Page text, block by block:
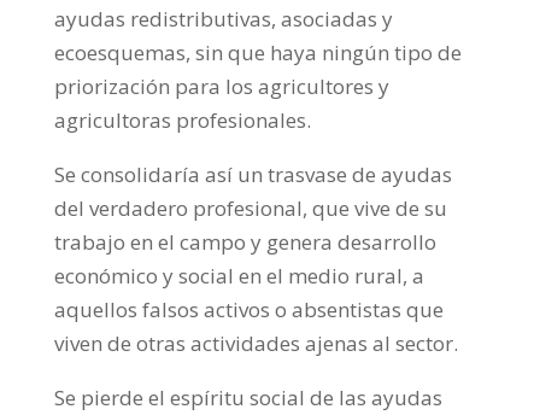
ayudas redistributivas, asociadas y
ecoesquemas, sin que haya ningún tipo de
priorización para los agricultores y
agricultoras profesionales.
Se consolidaría así un trasvase de ayudas
del verdadero profesional, que vive de su
trabajo en el campo y genera desarrollo
económico y social en el medio rural, a
aquellos falsos activos o absentistas que
viven de otras actividades ajenas al sector.
Se pierde el espíritu social de las ayudas